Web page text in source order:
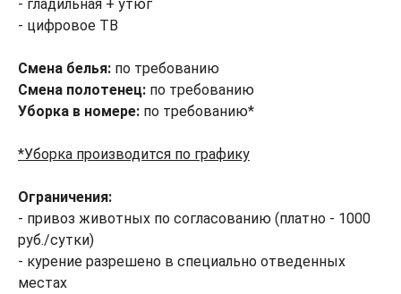
- гладильная + утюг
- цифровое ТВ
Смена белья: по требованию
Смена полотенец: по требованию
Уборка в номере: по требованию*
*Уборка производится по графику
Ограничения:
- привоз животных по согласованию (платно - 1000
руб./сутки)
- курение разрешено в специально отведенных
местах